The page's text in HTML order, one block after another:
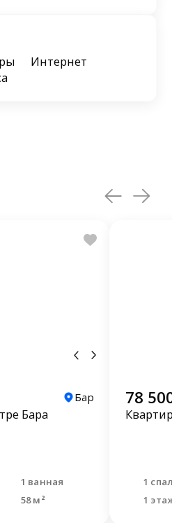
Интернет
Бар
Бара
1 ванная
58 м²
78
1
1